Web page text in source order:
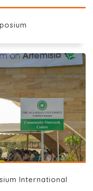
International